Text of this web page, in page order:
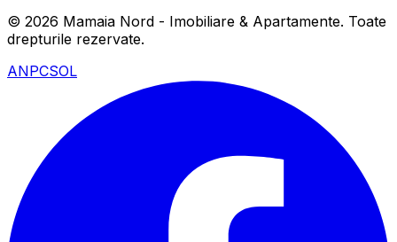
© 2026 Mamaia Nord - Imobiliare & Apartamente. Toate
drepturile rezervate.
ANPCSOL